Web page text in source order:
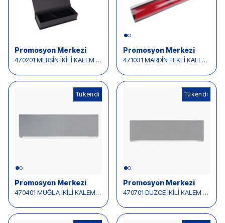
Promosyon Merkezi
470201 MERSİN İKİLİ KALEM KUTUSU
Promosyon Merkezi
471031 MARDİN TEKLİ KALEM KUTUSU
Tükendi Tükendi
Promosyon Merkezi
470401 MUĞLA İKİLİ KALEM KUTUSU
Tükendi
Promosyon Merkezi
470701 DÜZCE İKİLİ KALEM KUTUSU